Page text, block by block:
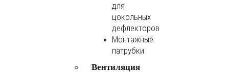
для
цокольных
дефлекторов
Монтажные
патрубки
Вентиляция